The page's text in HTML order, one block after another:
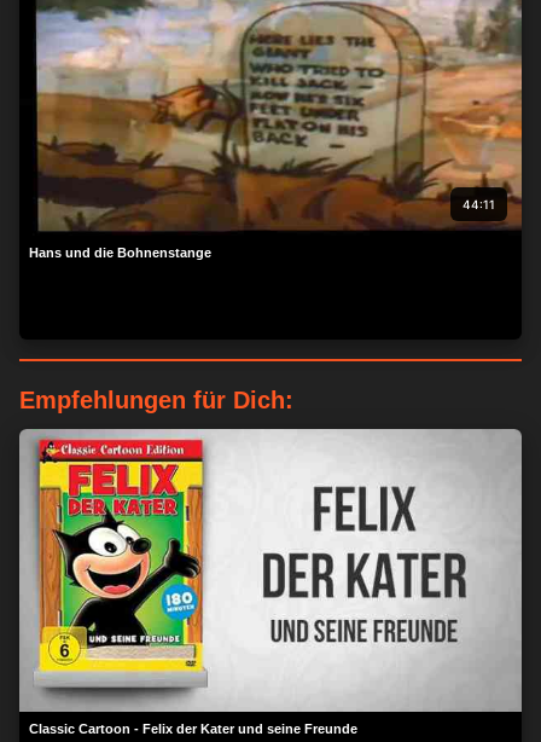
44:11
Hans und die Bohnenstange
Empfehlungen für Dich:
Classic Cartoon - Felix der Kater und seine Freunde